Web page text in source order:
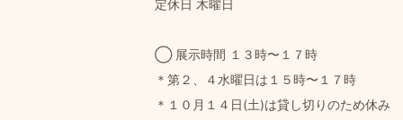
定休日 木曜日
◯ 展示時間 １３時〜１７時
＊第２、４水曜日は１５時〜１７時
＊１０月１４日(土)は貸し切りのため休み